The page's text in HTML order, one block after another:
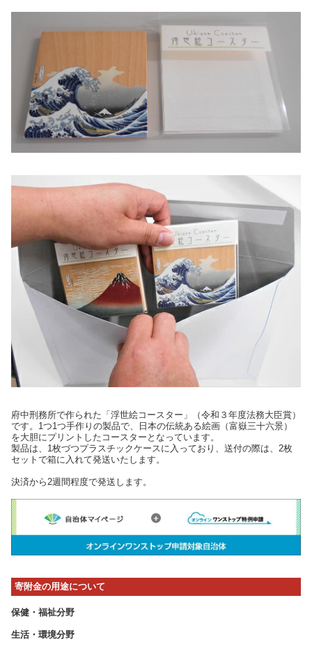
府中刑務所で作られた「浮世絵コースター」（令和３年度法務大臣賞）
です。1つ1つ手作りの製品で、日本の伝統ある絵画（富嶽三十六景）
を大胆にプリントしたコースターとなっています。
製品は、1枚づつプラスチックケースに入っており、送付の際は、2枚
セットで箱に入れて発送いたします。
決済から2週間程度で発送します。
寄附金の用途について
保健・福祉分野
生活・環境分野